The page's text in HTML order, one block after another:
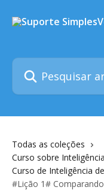
Pesquisar artigos...
Todas as coleções
Curso sobre
Curso de Inteligência
#Lição 1#